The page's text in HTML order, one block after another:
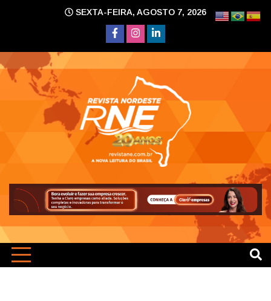
SEXTA-FEIRA, AGOSTO 7, 2026